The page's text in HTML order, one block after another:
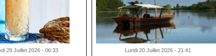
29 Juillet 2026 - 06:33 Lundi 20 Juillet 2026 - 21:41